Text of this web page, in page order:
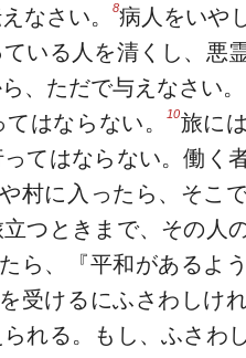
なさい。8病人をいや
いる人を清くし、悪
、ただで与えなさい。
てはならない。10旅に
てはならない。働く
村に入ったら、そこ
つときまで、その人
ら、『平和があるよ
受けるにふさわしけ
れる。もし、ふさわ